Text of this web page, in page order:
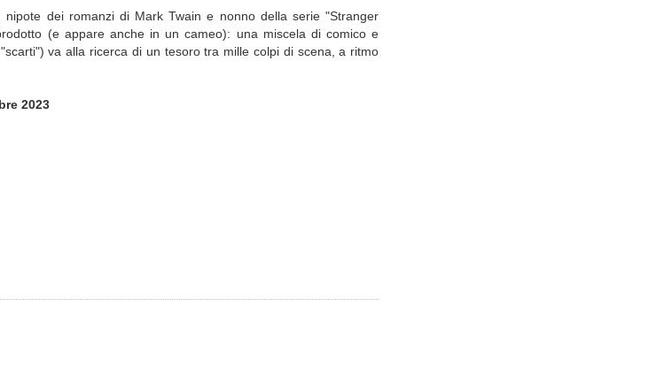
dei romanzi di Mark Twain e nonno della serie "Stranger
(e appare anche in un cameo): una miscela di comico e
va alla ricerca di un tesoro tra mille colpi di scena, a ritmo
2023